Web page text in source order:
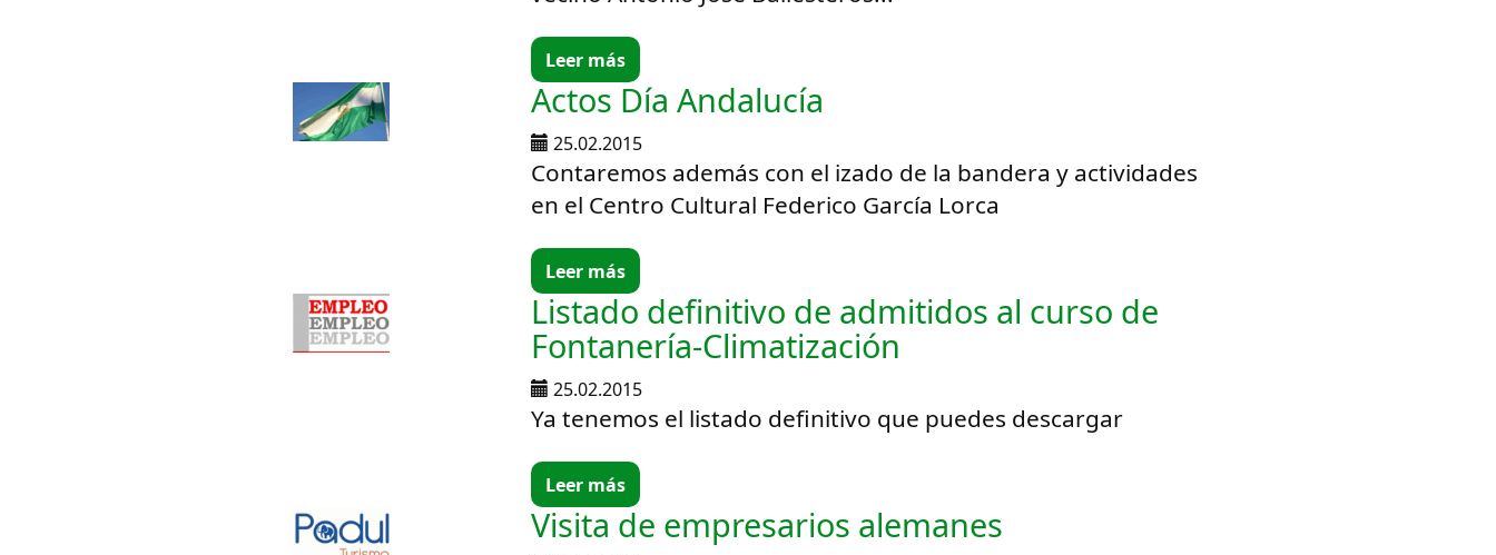
Leer más
Actos Día Andalucía
25.02.2015
Contaremos además con el izado de la bandera y actividades
en el Centro Cultural Federico García Lorca
Leer más
Listado definitivo de admitidos al curso de
Fontanería-Climatización
25.02.2015
Ya tenemos el listado definitivo que puedes descargar
Leer más
Visita de empresarios alemanes